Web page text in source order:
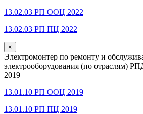
13.02.03 РП ООЦ 2022
13.02.03 РП ПЦ 2022
×
Электромонтер по ремонту и
электрооборудования (по отраслям)
2019
13.01.10 РП ООЦ 2019
13.01.10 РП ПЦ 2019